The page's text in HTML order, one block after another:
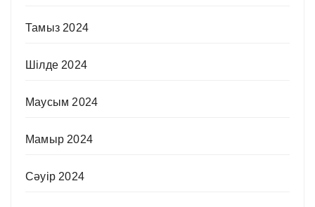
Тамыз 2024
Шілде 2024
Маусым 2024
Мамыр 2024
Сәуір 2024